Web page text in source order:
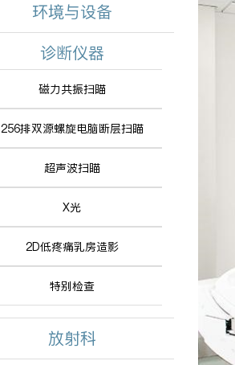
环境与设备
诊断仪器
磁力共振扫瞄
256排双源螺旋电脑断层扫瞄
超声波扫瞄
X光
2D低疼痛乳房造影
特别检查
放射科